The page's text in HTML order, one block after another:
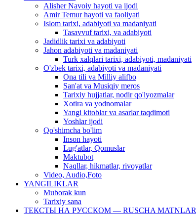
Alisher Navoiy hayoti va ijodi
Amir Temur hayoti va faoliyati
Islom tarixi, adabiyoti va madaniyati
Tasavvuf tarixi, va adabiyoti
Jadidlik tarixi va adabiyoti
Jahon adabiyoti va madaniyati
Turk xalqlari tarixi, adabiyoti, madaniyati
O'zbek tarixi, adabiyoti va madaniyati
Ona tili va Milliy alifbo
San'at va Musiqiy meros
Tarixiy hujjatlar, nodir qo'lyozmalar
Xotira va yodnomalar
Yangi kitoblar va asarlar taqdimoti
Yoshlar ijodi
Qo'shimcha bo'lim
Inson hayoti
Lug'atlar, Qomuslar
Maktubot
Naqllar, hikmatlar, rivoyatlar
Video, Audio,Foto
YANGILIKLAR
Muborak kun
Tarixiy sana
ТЕКСТЫ НА РУССКОМ — RUSCHA MATNLAR